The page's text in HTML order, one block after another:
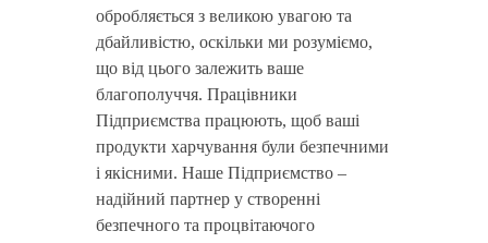
обробляється з великою увагою та
дбайливістю, оскільки ми розуміємо,
що від цього залежить ваше
благополуччя. Працівники
Підприємства працюють, щоб ваші
продукти харчування були безпечними
і якісними. Наше Підприємство –
надійний партнер у створенні
безпечного та процвітаючого